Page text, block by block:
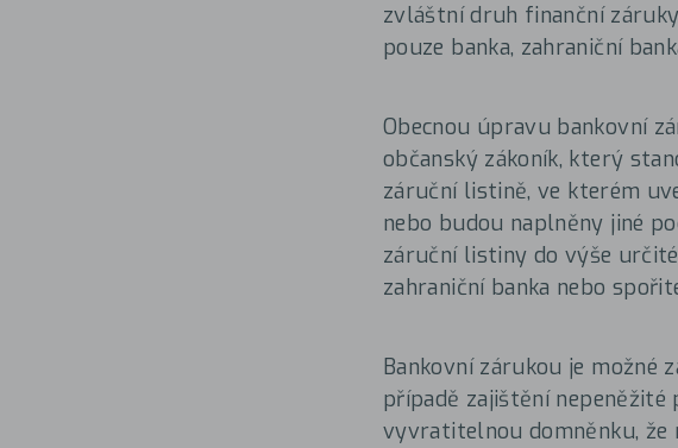
zvláštní druh finanční
pouze banka, zahraniční
Obecnou úpravu bankovní
občanský zákoník, který
záruční listině, ve kterém
nebo budou naplněny jiné
záruční listiny do výše
zahraniční banka nebo
Bankovní zárukou je možné
případě zajištění nepeněžité
vyvratitelnou domněnku, že